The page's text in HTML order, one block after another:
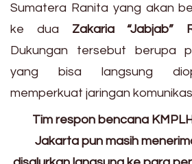
Sumatera Ranita yang akan
ke dua Zakaria “Jabjab”
Dukungan tersebut berupa
yang bisa langsung
memperkuat jaringan
Tim respon bencana
Jakarta pun masih